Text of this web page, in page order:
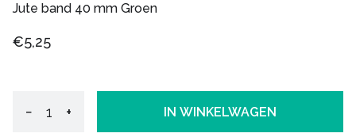
Jute band 40 mm Groen
€5,25
− + IN WINKELWAGEN